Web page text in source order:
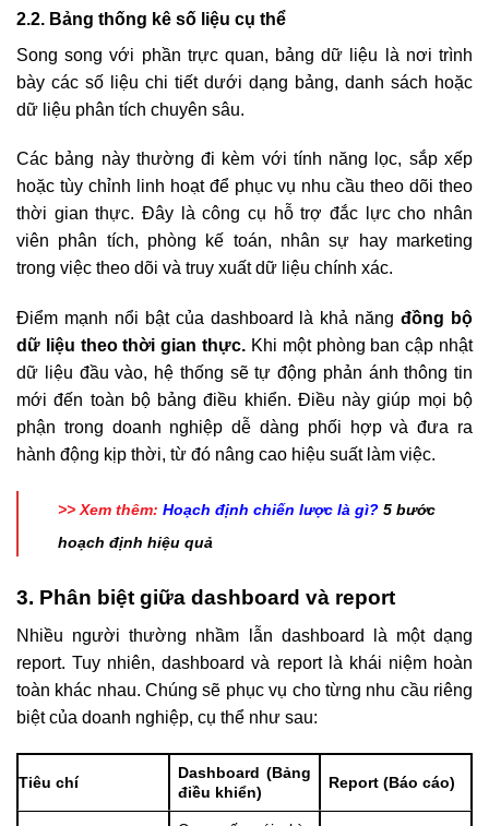
2.2. Bảng thống kê số liệu cụ thể
Song song với phần trực quan, bảng dữ liệu là nơi trình
bày các số liệu chi tiết dưới dạng bảng, danh sách hoặc
dữ liệu phân tích chuyên sâu.
Các bảng này thường đi kèm với tính năng lọc, sắp xếp
hoặc tùy chỉnh linh hoạt để phục vụ nhu cầu theo dõi theo
thời gian thực. Đây là công cụ hỗ trợ đắc lực cho nhân
viên phân tích, phòng kế toán, nhân sự hay marketing
trong việc theo dõi và truy xuất dữ liệu chính xác.
Điểm mạnh nổi bật của dashboard là khả năngđồng bộ
dữ liệu theo thời gian thực. Khi một phòng ban cập nhật
dữ liệu đầu vào, hệ thống sẽ tự động phản ánh thông tin
mới đến toàn bộ bảng điều khiển. Điều này giúp mọi bộ
phận trong doanh nghiệp dễ dàng phối hợp và đưa ra
hành động kịp thời, từ đó nâng cao hiệu suất làm việc.
>> Xem thêm: Hoạch định chiến lược là gì? 5 bước
hoạch định hiệu quả
3. Phân biệt giữa dashboard và report
Nhiều người thường nhầm lẫn dashboard là một dạng
report. Tuy nhiên, dashboard và report là khái niệm hoàn
toàn khác nhau. Chúng sẽ phục vụ cho từng nhu cầu riêng
biệt của doanh nghiệp, cụ thể như sau:
Tiêu chí
Dashboard (Bảng
điều khiển)
Report (Báo cáo)